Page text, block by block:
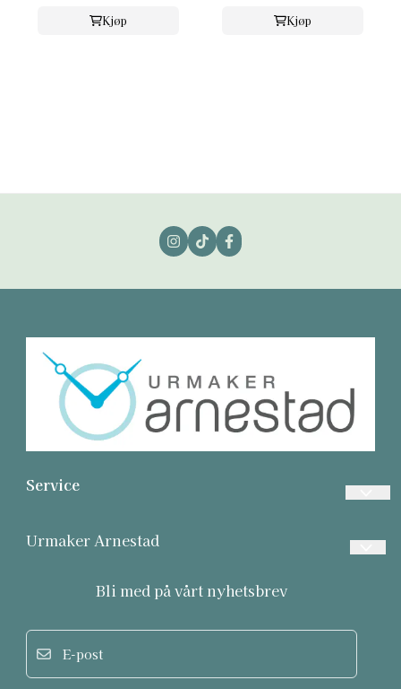
Kjøp
Kjøp
Service
Informasjonskapsler
Urmaker Arnestad
Frakt og retur
Om oss
Salgsbetingelser
Bli med på vårt nyhetsbrev